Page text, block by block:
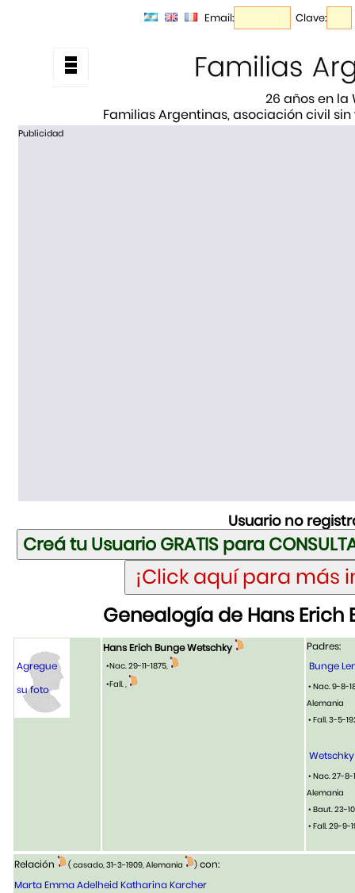
Email: Clave:
26 años en la
Familias Argentinas, asociación civil
Publicidad
Usuario no
Genealogía de Hans Erich
Agregue
su foto
Hans Erich Bunge Wetschky
•Nac. 29-11-1875,
•Fall. ,
Padres:
Bunge
• Nac. 9-8-
Alemania
• Fall. 3-5-
• Nac. 27-
Alemania
• Baut. 23-
• Fall. 29-
Relación ( casado, 31-3-1909, Alemania ) con:
Marta Emma Adelheid Katharina Karcher